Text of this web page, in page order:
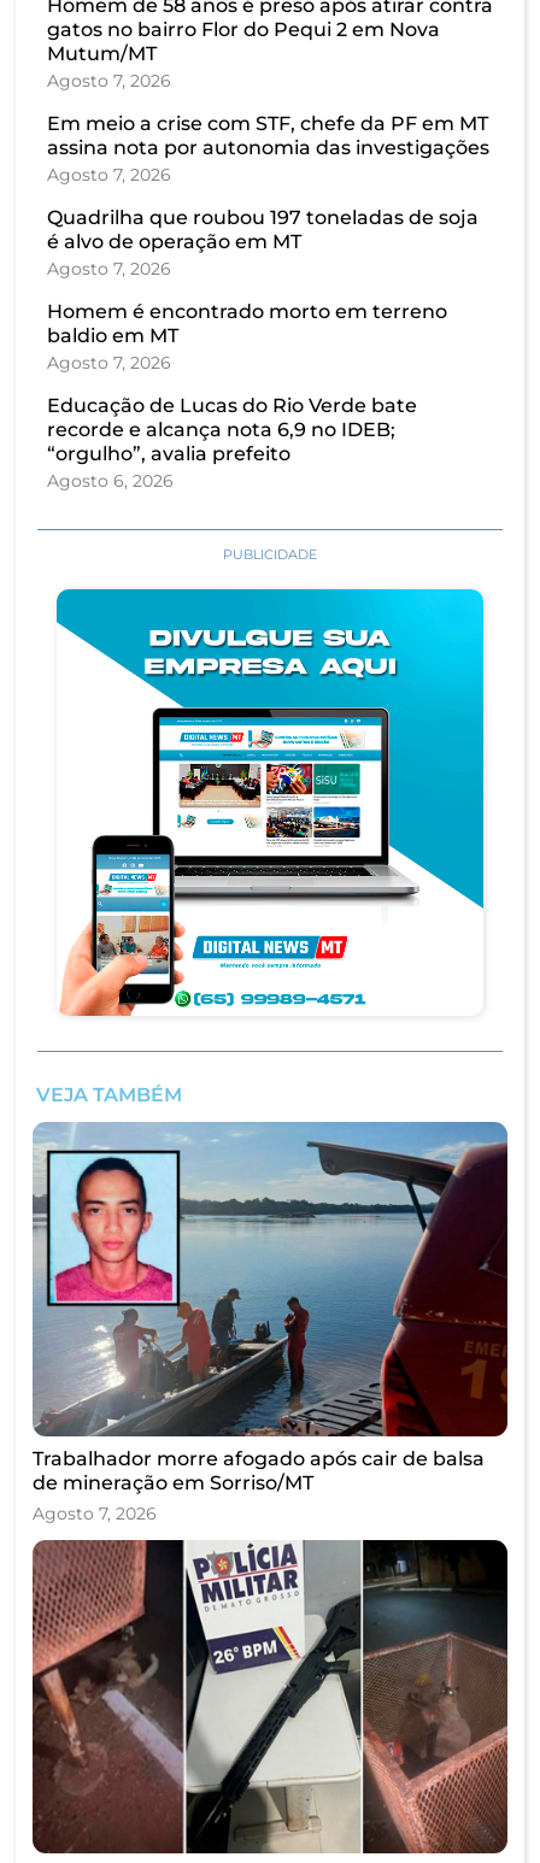
Homem de 58 anos é preso após atirar contra
gatos no bairro Flor do Pequi 2 em Nova
Mutum/MT
Agosto 7, 2026
Em meio a crise com STF, chefe da PF em MT
assina nota por autonomia das investigações
Agosto 7, 2026
Quadrilha que roubou 197 toneladas de soja
é alvo de operação em MT
Agosto 7, 2026
Homem é encontrado morto em terreno
baldio em MT
Agosto 7, 2026
Educação de Lucas do Rio Verde bate
recorde e alcança nota 6,9 no IDEB;
“orgulho”, avalia prefeito
Agosto 6, 2026
PUBLICIDADE
VEJA TAMBÉM
Trabalhador morre afogado após cair de balsa
de mineração em Sorriso/MT
Agosto 7, 2026